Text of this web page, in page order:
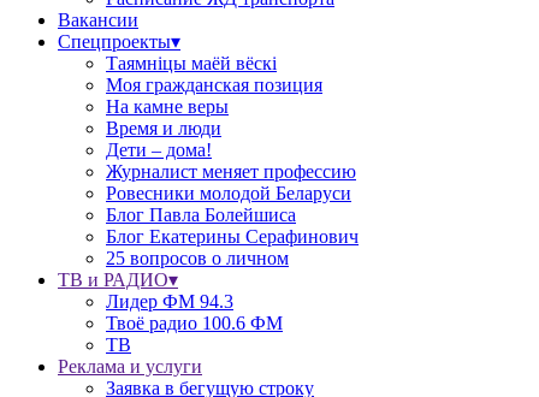
Вакансии
Спецпроекты▾
Таямніцы маёй вёскі
Моя гражданская позиция
На камне веры
Время и люди
Дети – дома!
Журналист меняет профессию
Ровесники молодой Беларуси
Блог Павла Болейшиса
Блог Екатерины Серафинович
25 вопросов о личном
ТВ и РАДИО▾
Лидер ФМ 94.3
Твоё радио 100.6 ФМ
ТВ
Реклама и услуги
Заявка в бегущую строку